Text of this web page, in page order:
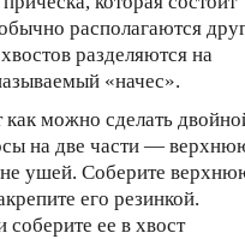
располагаются
разделяются на
«начес».
как можно сделать
на две части —
ушей. Соберите
его резинкой.
ее в хвост